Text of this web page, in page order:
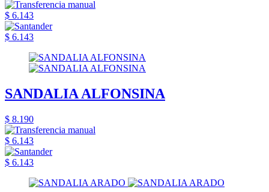
$ 6.143
$ 6.143
SANDALIA ALFONSINA
$ 8.190
$ 6.143
$ 6.143